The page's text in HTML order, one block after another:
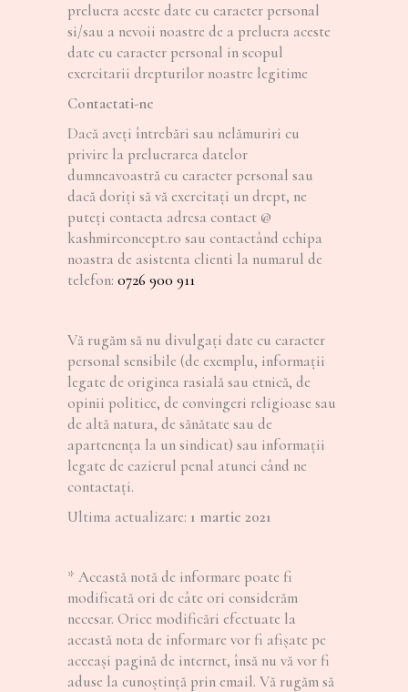
prelucra aceste date cu caracter personal
si/sau a nevoii noastre de a prelucra aceste
date cu caracter personal in scopul
exercitarii drepturilor noastre legitime
Contactati-ne
Dacă aveți întrebări sau nelămuriri cu
privire la prelucrarea datelor
dumneavoastră cu caracter personal sau
dacă doriți să vă exercitați un drept, ne
puteți contacta adresa contact @
kashmirconcept.ro sau contactând echipa
noastra de asistenta clienti la numarul de
telefon: 0726 900 911
Vă rugăm să nu divulgaţi date cu caracter
personal sensibile (de exemplu, informații
legate de originea rasială sau etnică, de
opinii politice, de convingeri religioase sau
de altă natura, de sănătate sau de
apartenenţa la un sindicat) sau informații
legate de cazierul penal atunci când ne
contactați.
Ultima actualizare: 1 martie 2021
* Această notă de informare poate fi
modificată ori de câte ori considerăm
necesar. Orice modificări efectuate la
această nota de informare vor fi afișate pe
aceeași pagină de internet, însă nu vă vor fi
aduse la cunoștință prin email. Vă rugăm să